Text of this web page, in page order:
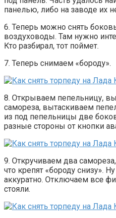
панелью, либо на заводе их
6. Теперь можно снять
воздуховоды. Там нужно
Кто разбирал, тот поймет.
7. Теперь снимаем «бороду».
8. Открываем пепельницу,
самореза, вытаскиваем
из под пепельницы две
разные стороны от кнопки
9. Откручиваем два
что крепят «бороду снизу».
аккуратно. Отключаем все
стояли.